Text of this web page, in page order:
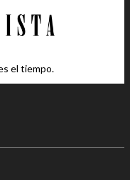
el tiempo.